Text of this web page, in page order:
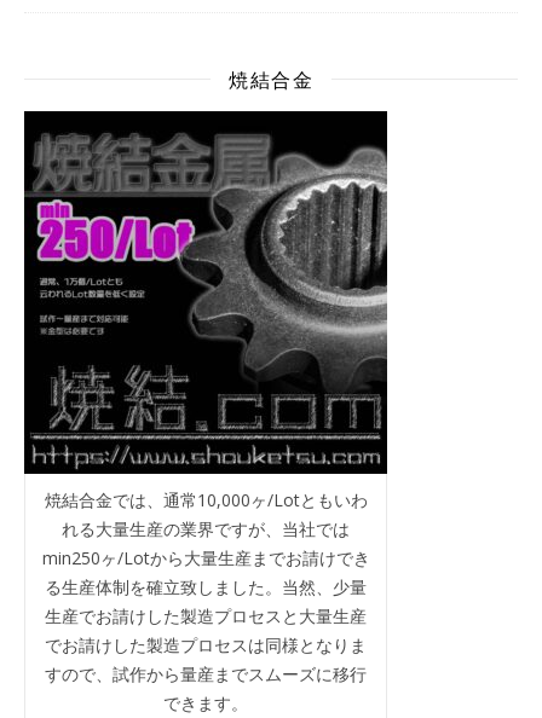
焼結合金
焼結合金では、通常10,000ヶ/Lotともいわ
れる大量生産の業界ですが、当社では
min250ヶ/Lotから大量生産までお請けでき
る生産体制を確立致しました。当然、少量
生産でお請けした製造プロセスと大量生産
でお請けした製造プロセスは同様となりま
すので、試作から量産までスムーズに移行
できます。